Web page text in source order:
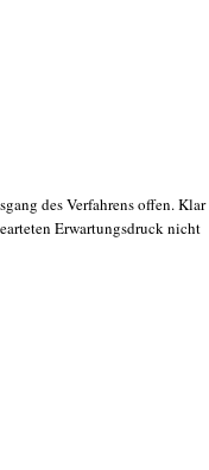
des Verfahrens offen.
Erwartungsdruck nicht